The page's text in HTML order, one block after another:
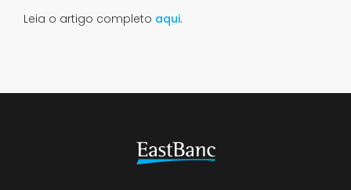
Leia o artigo completo aqui.